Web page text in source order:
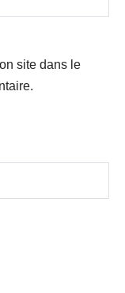
site dans le